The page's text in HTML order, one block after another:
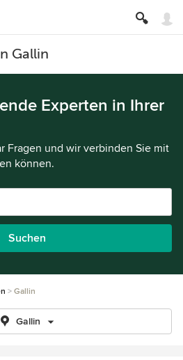
Gallin
Experten in Ihrer
Fragen und wir verbinden Sie mit
können.
Suchen
Gallin
Gallin